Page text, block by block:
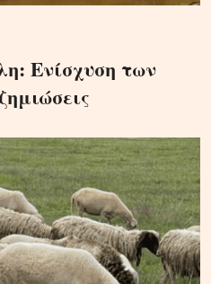
Ενίσχυση των